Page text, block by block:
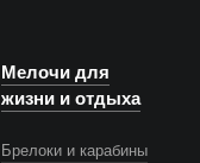
Мелочи для
жизни и отдыха
Брелоки и карабины